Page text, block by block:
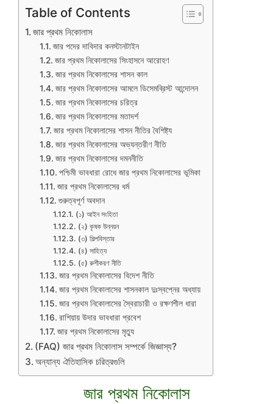
Table of Contents
জার প্রথম নিকোলাস
জার পদের দাবিদার কনস্টানটাইন
জার প্রথম নিকোলাসের সিংহাসনে আরোহণ
জার প্রথম নিকোলাসের শাসন কাল
জার প্রথম নিকোলাসের আমলে ডিসেমব্রিস্ট আন্দোলন
জার প্রথম নিকোলাসের চরিত্র
জার প্রথম নিকোলাসের মতাদর্শ
জার প্রথম নিকোলাসের শাসন নীতির বৈশিষ্ট্য
জার প্রথম নিকোলাসের অভ্যন্তরীণ নীতি
জার প্রথম নিকোলাসের দমননীতি
পশ্চিমী ভাবধারা রোধে জার প্রথম নিকোলাসের ভূমিকা
জার প্রথম নিকোলাসের ধর্ম
গুরুত্বপূর্ণ অবদান
(১) আইন সংহিতা
(২) কৃষক উন্নয়ন
(৩) শিল্পবিস্তার
(৪) সাহিত্য
(৫) রুশীকরণ নীতি
জার প্রথম নিকোলাসের বিদেশ নীতি
জার প্রথম নিকোলাসের শাসনকাল দুঃস্বপ্নের অধ্যায়
জার প্রথম নিকোলাসের স্বৈরাচারী ও রক্ষণশীল ধারা
রাশিয়ায় উদার ভাবধারা প্রবেশ
জার প্রথম নিকোলাসের মৃত্যু
(FAQ) জার প্রথম নিকোলাস সম্পর্কে জিজ্ঞাস্য?
অন্যান্য ঐতিহাসিক চরিত্রগুলি
জার প্রথম নিকোলাস